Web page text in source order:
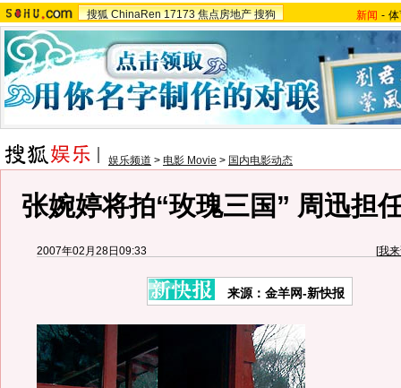
搜狐 ChinaRen 17173 焦点房地产 搜狗 新闻 -
娱乐频道 > 电影 Movie > 国内电影动态
张婉婷将拍“玫瑰三国” 周迅担
2007年02月28日09:33 [我
来源：金羊网-新快报